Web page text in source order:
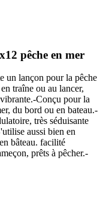
pêche en mer
un lançon pour la pêche
traîne ou au lancer,
Conçu pour la
du bord ou en bateau.-
très séduisante
aussi bien en
bâteau. facilité
prêts à pêcher.-